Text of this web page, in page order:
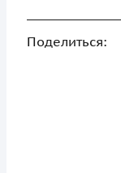
Поделиться: